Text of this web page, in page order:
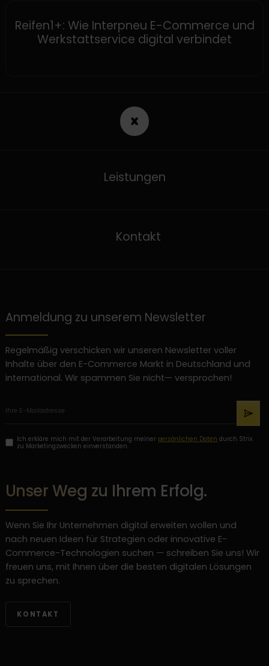
Reifen1+: Wie Interpneu E-Commerce und
Werkstattservice digital verbindet
Leistungen
Kontakt
Anmeldung zu unserem Newsletter
Regelmäßig verschicken wir unseren Newsletter voller
Inhalte über den E-Commerce Markt in Deutschland und
international. Wir spammen Sie nicht— versprochen!
Ich erkläre mich mit der Verarbeitung meiner persönlichen Daten durch Strix
zu Marketingzwecken einverstanden.
Unser Weg zu Ihrem Erfolg.
Wenn Sie Ihr Unternehmen digital erweiten wollen und
nach neuen Ideen für Strategien oder innovative E-
Commerce-Technologien suchen — schreiben Sie uns! Wir
freuen uns, mit Ihnen über die besten digitalen Lösungen
zu sprechen.
KONTAKT